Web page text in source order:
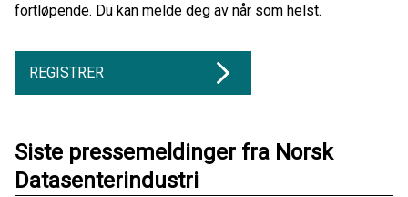
fortløpende. Du kan melde deg av når som helst.
REGISTRER
Siste pressemeldinger fra Norsk
Datasenterindustri